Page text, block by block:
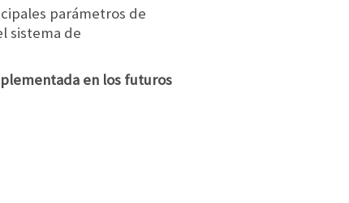
parámetros de
sistema de
en los futuros